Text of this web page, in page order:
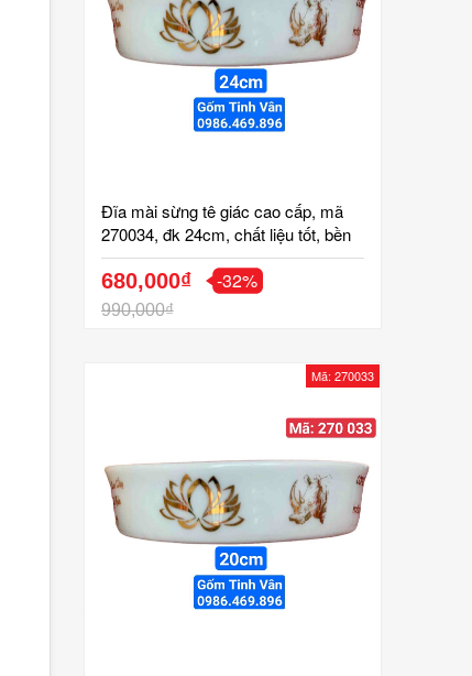
Đĩa mài sừng tê giác cao cấp, mã
270034, đk 24cm, chất liệu tốt, bền
đẹp, độ nhám cao, nguyên liệu lọc
sạch tạp chất, đã kiểm định, gốm
bát tràng tinh vân
680,000₫
990,000₫
-32%
Mã: 270033